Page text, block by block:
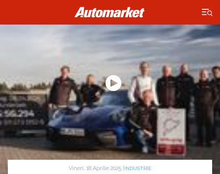
×
Vineri, 18 Aprilie 2025 | INDUSTRIE